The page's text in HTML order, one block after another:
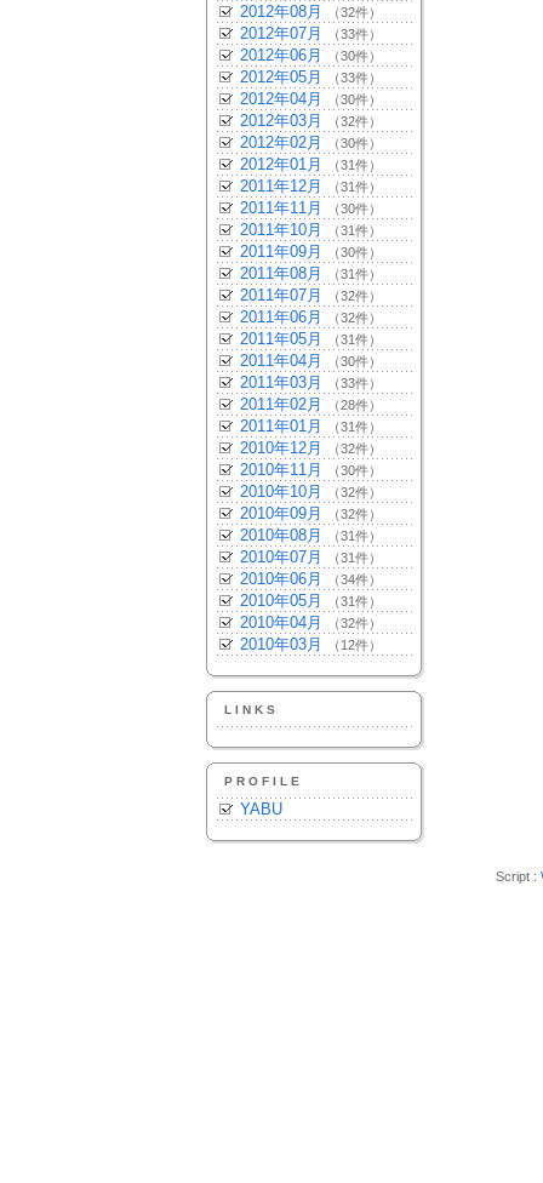
2012年08月 （32件）
2012年07月 （33件）
2012年06月 （30件）
2012年05月 （33件）
2012年04月 （30件）
2012年03月 （32件）
2012年02月 （30件）
2012年01月 （31件）
2011年12月 （31件）
2011年11月 （30件）
2011年10月 （31件）
2011年09月 （30件）
2011年08月 （31件）
2011年07月 （32件）
2011年06月 （32件）
2011年05月 （31件）
2011年04月 （30件）
2011年03月 （33件）
2011年02月 （28件）
2011年01月 （31件）
2010年12月 （32件）
2010年11月 （30件）
2010年10月 （32件）
2010年09月 （32件）
2010年08月 （31件）
2010年07月 （31件）
2010年06月 （34件）
2010年05月 （31件）
2010年04月 （32件）
2010年03月 （12件）
LINKS
PROFILE
YABU
Script :